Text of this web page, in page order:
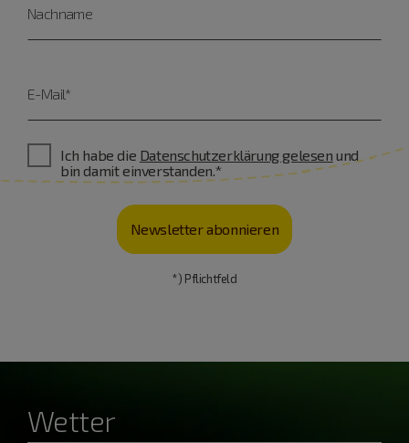
Nachname
E-Mail*
Ich habe die Datenschutzerklärung gelesen und
bin damit einverstanden.*
Newsletter abonnieren
*) Pflichtfeld
Wetter